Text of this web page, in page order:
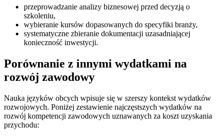
przeprowadzanie analizy biznesowej przed decyzją o
szkoleniu,
wybieranie kursów dopasowanych do specyfiki branży,
systematyczne zbieranie dokumentacji uzasadniającej
konieczność inwestycji.
Porównanie z innymi wydatkami na
rozwój zawodowy
Nauka języków obcych wpisuje się w szerszy kontekst wydatków
rozwojowych. Poniżej zestawienie najczęstszych wydatków na
rozwój kompetencji zawodowych uznawanych za koszt uzyskania
przychodu: